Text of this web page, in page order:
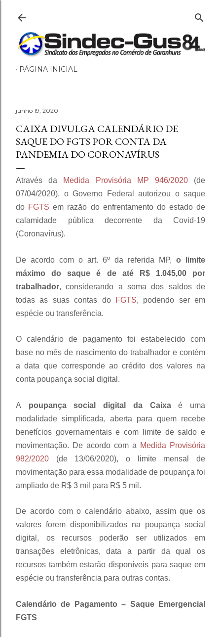
PÁGINA INICIAL
junho 19, 2020
CAIXA DIVULGA CALENDÁRIO DE
SAQUE DO FGTS POR CONTA DA
PANDEMIA DO CORONAVÍRUS
Através da Medida Provisória MP 946/2020(de
07/04/2020), o Governo Federal autorizou o saque
do FGTS em razão do enfrentamento do estado de
calamidade pública decorrente da Covid-19
(Coronavírus).
De acordo com o art. 6º da referida MP, o limite
máximo do saque é de até R$ 1.045,00 por
trabalhador, considerando a soma dos saldos de
todas as suas contas do
FGTS, podendo ser em
espécie ou transferência.
O calendário de pagamento foi estabelecido com
base no mês de nascimento do trabalhador e contém
a data que corresponde ao crédito dos valores na
conta poupança social digital.
A poupança social digital da Caixaé uma
modalidade simplificada, aberta para quem recebe
benefícios governamentais e com limite de saldo e
movimentação. De acordo com a Medida Provisória
982/2020 (de 13/06/2020), o limite mensal de
movimentação para essa modalidade de poupança foi
ampliado de R$ 3 mil para R$ 5 mil.
De acordo com o calendário abaixo, assim que os
valores forem disponibilizados na poupança social
digital, os recursos poderão ser utilizados em
transações eletrônicas, data a partir da qual os
recursos também estarão disponíveis para saque em
espécie ou transferência para outras contas.
Calendário de Pagamento – Saque Emergencial
FGTS